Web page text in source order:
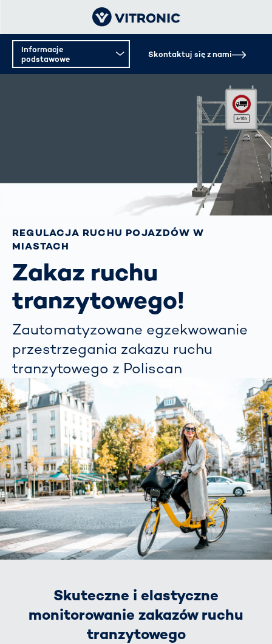
REGULACJA RUCHU POJAZDÓW W
MIASTACH
Zakaz ruchu
tranzytowego!
Zautomatyzowane egzekwowanie
przestrzegania zakazu ruchu
tranzytowego z Poliscan
Informacje
podstawowe
Skontaktuj się z nami
Skuteczne i elastyczne
monitorowanie zakazów ruchu
tranzytowego